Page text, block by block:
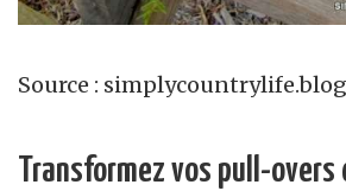
Source :
Transformez vos pull-overs